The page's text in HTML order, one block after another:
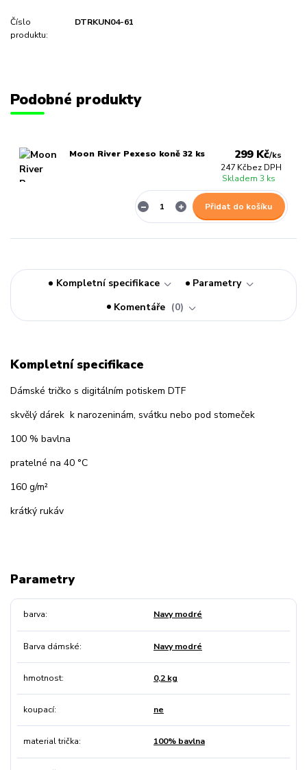
Číslo
produktu:
DTRKUN04-61
Podobné produkty
Moon River Pexeso koně 32 ks 299 Kč/ks
247 Kčbez DPH
Skladem 3 ks
Přidat do košíku
Kompletní specifikace
Parametry
Komentáře
0
Kompletní specifikace
Dámské tričko s digitálním potiskem DTF
skvělý dárek k narozeninám, svátku nebo pod stomeček
100 % bavlna
pratelné na 40 °C
160 g/m²
krátký rukáv
Parametry
barva Navy modré
Barva dámské Navy modré
hmotnost 0,2 kg
koupací ne
material trička 100% bavlna